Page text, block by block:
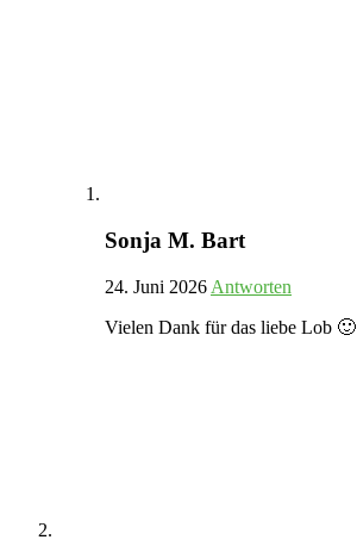
Sonja M. Bart
24. Juni 2026 Antworten
Vielen Dank für das liebe Lob 🙂